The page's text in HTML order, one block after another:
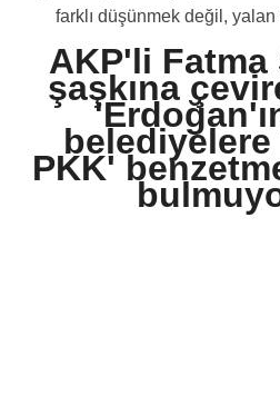
farklı düşünmek değil,
AKP'li Fatma
şaşkına
belediyelere
PKK'